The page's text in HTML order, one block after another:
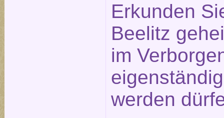
Erkunden
Beelitz
im
werden